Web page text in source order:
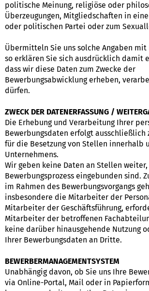
politische Meinung, religiöse oder
Überzeugungen, Mitgliedschaften in
oder politischen Partei oder zum
Übermitteln Sie uns solche Angaben mit
so erklären Sie sich ausdrücklich damit
dass wir diese Daten zum Zwecke der
Bewerbungsabwicklung erheben,
dürfen.
ZWECK DER DATENERFASSUNG /
Die Erhebung und Verarbeitung Ihrer
Bewerbungsdaten erfolgt ausschließlich
für die Besetzung von Stellen innerhalb
Unternehmens.
Wir geben keine Daten an Stellen
Bewerbungsprozess eingebunden sind.
im Rahmen des Bewerbungsvorgangs
insbesondere die Mitarbeiter der
Mitarbeiter der Geschäftsführung,
Mitarbeiter der betroffenen
keine darüber hinausgehende Nutzung
Ihrer Bewerbungsdaten an Dritte.
BEWERBERMANAGEMENTSYSTEM
Unabhängig davon, ob Sie uns Ihre
via Online-Portal, Mail oder in